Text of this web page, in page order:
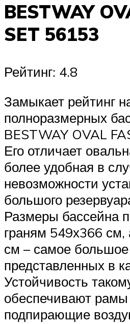
BESTWAY
SET 56153
Рейтинг: 4.8
Замыкает рейтинг
полноразмерных
BESTWAY OVAL
Его отличает
более удобная в
невозможности
большого
Размеры бассейна
граням 549х366 см,
см – самое большое
представленных в
Устойчивость
обеспечивают
подпирающие